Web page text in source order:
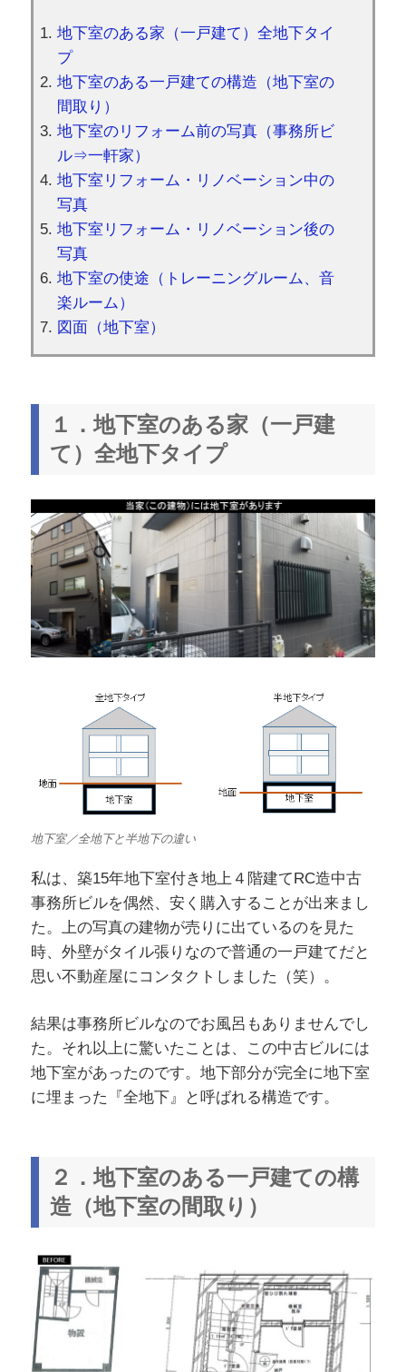
地下室のある家（一戸建て）全地下タイ
プ
地下室のある一戸建ての構造（地下室の
間取り）
地下室のリフォーム前の写真（事務所ビ
ル⇒一軒家）
地下室リフォーム・リノベーション中の
写真
地下室リフォーム・リノベーション後の
写真
地下室の使途（トレーニングルーム、音
楽ルーム）
図面（地下室）
１．地下室のある家（一戸建
て）全地下タイプ
地下室／全地下と半地下の違い
私は、築15年地下室付き地上４階建てRC造中古
事務所ビルを偶然、安く購入することが出来まし
た。上の写真の建物が売りに出ているのを見た
時、外壁がタイル張りなので普通の一戸建てだと
思い不動産屋にコンタクトしました（笑）。
結果は事務所ビルなのでお風呂もありませんでし
た。それ以上に驚いたことは、この中古ビルには
地下室があったのです。地下部分が完全に地下室
に埋まった『全地下』と呼ばれる構造です。
２．地下室のある一戸建ての構
造（地下室の間取り）